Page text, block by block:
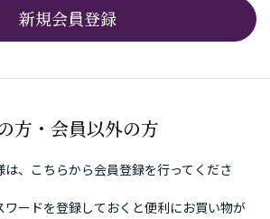
方・会員以外の方
、こちらから会員登録を行ってくださ
ワードを登録しておくと便利にお買い物が